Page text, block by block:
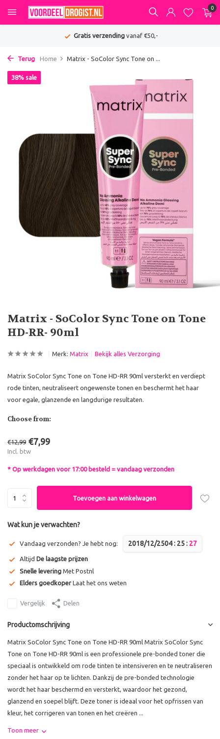
0
Gratis verzendingvanaf €50,-
Terug Home Matrix - SoColor Sync Tone on ...
Matrix - SoColor Sync Tone on Tone
HD-RR- 90ml
38% sale
Merk: Matrix Bekijk alles Verzorging
Matrix SoColor Sync Tone on Tone HD-RR 90ml versterkt en verdiept
rode tinten, neutraliseert ongewenste tonen en beschermt het haar
voor egale, glanzende en langdurige resultaten.
Choose from:
€12,99 €7,99
Incl. btw
* Op werkdagen voor 17:00 besteld = vandaag verzonden
Toevoegen aan winkelwagen
Wat kun je verwachten?
Vandaag verzonden? Je hebt nog: 2018/12/2504: 25: 26
Altijd De laagste prijzen
Snelle levering Met Postnl
Elders goedkoper Laat het ons weten
Vergelijk Delen
Productomschrijving
Matrix SoColor Sync Tone on Tone HD-RR 90ml Matrix SoColor Sync
Tone on Tone HD-RR 90ml is een professionele pre-bonded toner die
speciaal is ontwikkeld om rode tinten te intensiveren en te neutraliseren
zonder het haar op te lichten. Dankzij de pre-bonded technologie
wordt het haar beschermd en versterkt, waardoor het gezond,
glanzend en soepel blijft. Deze toner is ideaal voor het opfrissen van
kleur, het corrigeren van tonen en het creëren ...
Toon meer